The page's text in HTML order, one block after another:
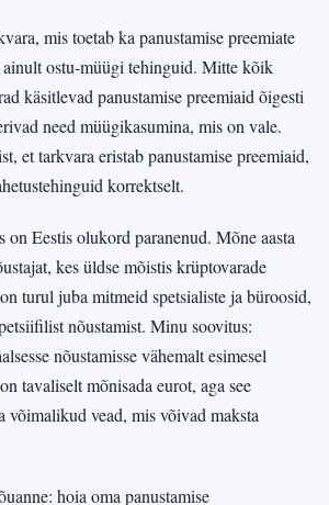
mis toetab ka panustamise preemiate
ostu-müügi tehinguid. Mitte kõik
käsitlevad panustamise preemiaid õigesti
need müügikasumina, mis on vale.
et tarkvara eristab panustamise preemiaid,
korrektselt.
on Eestis olukord paranenud. Mõne aasta
kes üldse mõistis krüptovarade
turul juba mitmeid spetsialiste ja büroosid,
nõustamist. Minu soovitus:
nõustamisse vähemalt esimesel
tavaliselt mõnisada eurot, aga see
võimalikud vead, mis võivad maksta
hoia oma panustamise